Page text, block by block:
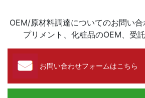
OEM/原材料調達についてのお問い
プリメント、化粧品のOEM、受
お問い合わせフォームはこちら